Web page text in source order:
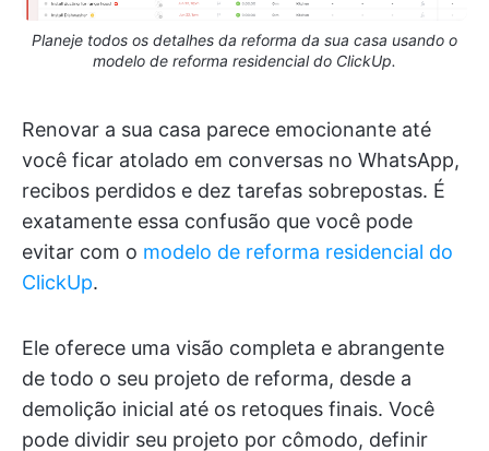
Planeje todos os detalhes da reforma da sua casa usando o
modelo de reforma residencial do ClickUp.
Renovar a sua casa parece emocionante até
você ficar atolado em conversas no WhatsApp,
recibos perdidos e dez tarefas sobrepostas. É
exatamente essa confusão que você pode
evitar com o modelo de reforma residencial do
ClickUp.
Ele oferece uma visão completa e abrangente
de todo o seu projeto de reforma, desde a
demolição inicial até os retoques finais. Você
pode dividir seu projeto por cômodo, definir